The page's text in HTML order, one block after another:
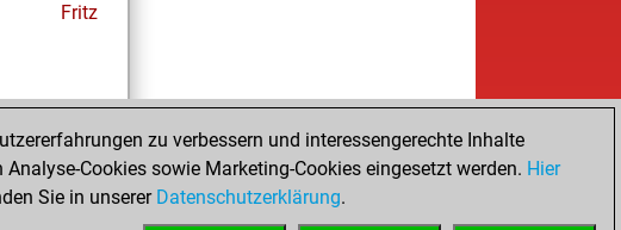
Fritz
Fritz
zu verbessern und interessengerechte Inhalte
Cookies sowie Marketing-Cookies eingesetzt werden. Hier
Sie in unserer Datenschutzerklärung.